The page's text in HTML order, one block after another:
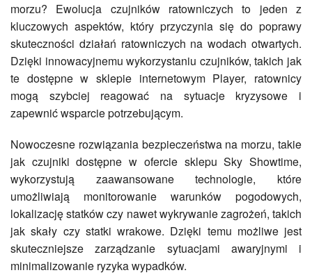
morzu? Ewolucja czujników ratowniczych to jeden z
kluczowych aspektów, który przyczynia się do poprawy
skuteczności działań ratowniczych na wodach otwartych.
Dzięki innowacyjnemu wykorzystaniu czujników, takich jak
te dostępne w sklepie internetowym Player, ratownicy
mogą szybciej reagować na sytuacje kryzysowe i
zapewnić wsparcie potrzebującym.
Nowoczesne rozwiązania bezpieczeństwa na morzu, takie
jak czujniki dostępne w ofercie sklepu Sky Showtime,
wykorzystują zaawansowane technologie, które
umożliwiają monitorowanie warunków pogodowych,
lokalizację statków czy nawet wykrywanie zagrożeń, takich
jak skały czy statki wrakowe. Dzięki temu możliwe jest
skuteczniejsze zarządzanie sytuacjami awaryjnymi i
minimalizowanie ryzyka wypadków.